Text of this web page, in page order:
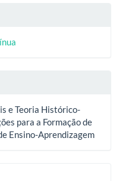
e Teoria Histórico-
para a Formação de
Ensino-Aprendizagem